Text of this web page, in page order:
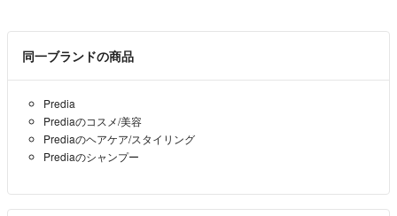
☆他フリマサイトにも出品しています。先に購入した方が優先となりま
すので、ご了承ください。
お互い気持ちの良いお取り引きができるようお願いいたします。
同一ブランドの商品
Predia
Prediaのコスメ/美容
Prediaのヘアケア/スタイリング
Prediaのシャンプー